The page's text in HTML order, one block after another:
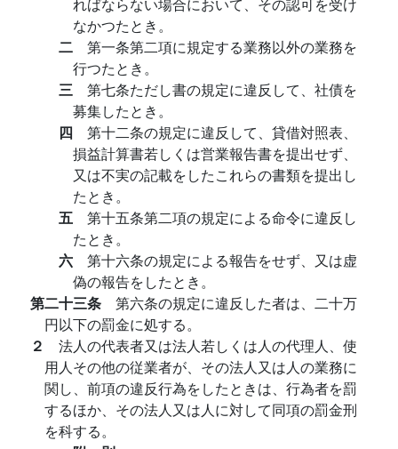
なかつたとき。
二 第一条第二項に規定する業務以外の業務を
行つたとき。
三 第七条ただし書の規定に違反して、社債を
募集したとき。
四 第十二条の規定に違反して、貸借対照表、
損益計算書若しくは営業報告書を提出せず、
又は不実の記載をしたこれらの書類を提出し
たとき。
五 第十五条第二項の規定による命令に違反し
たとき。
六 第十六条の規定による報告をせず、又は虚
偽の報告をしたとき。
第二十三条 第六条の規定に違反した者は、二十万
円以下の罰金に処する。
２ 法人の代表者又は法人若しくは人の代理人、使
用人その他の従業者が、その法人又は人の業務に
関し、前項の違反行為をしたときは、行為者を罰
するほか、その法人又は人に対して同項の罰金刑
を科する。